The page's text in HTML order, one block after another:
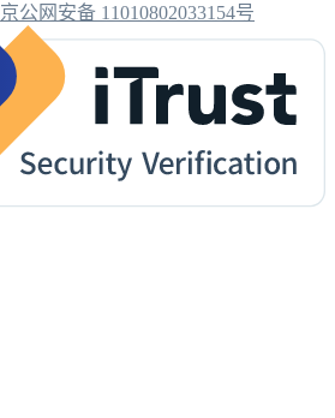
京公网安备 11010802033154号